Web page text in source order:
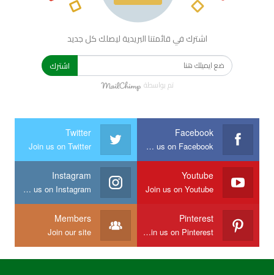
اشترك في قائمتنا البريدية ليصلك كل جديد
اشترك
تم بواسطة
Facebook
Join us on Facebook
Twitter
Join us on Twitter
Youtube
Join us on Youtube
Instagram
Join us on Instagram
Pinterest
Join us on Pinterest
Members
Join our site